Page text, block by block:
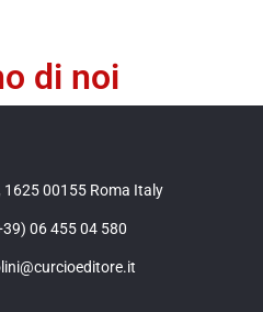
di noi
1625 00155 Roma Italy
06 455 04 580